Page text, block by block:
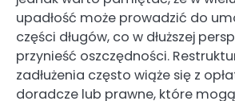
upadłość może prowadzić do
części długów, co w dłuższej
przynieść oszczędności.
zadłużenia często wiąże się z
doradcze lub prawne, które